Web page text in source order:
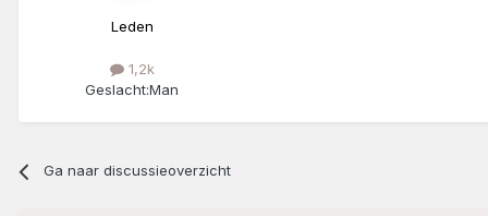
Leden
1,2k
Geslacht:Man
Ga naar discussieoverzicht